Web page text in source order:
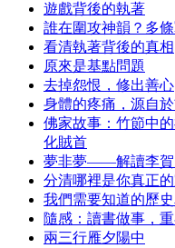
遊戲背後的執著
誰在圍攻神韻？多
看清執著背後的真相
原來是基點問題
去掉怨恨，修出善心
身體的疼痛，源自
佛家故事：竹節中
化賊首
夢非夢——解讀李賀
分清哪裡是你真正
我們需要知道的歷
隨感：讀書做事，
兩三行雁夕陽中